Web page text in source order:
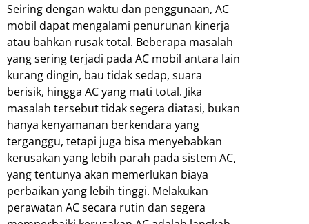
Seiring dengan waktu dan penggunaan, AC
mobil dapat mengalami penurunan kinerja
atau bahkan rusak total. Beberapa masalah
yang sering terjadi pada AC mobil antara lain
kurang dingin, bau tidak sedap, suara
berisik, hingga AC yang mati total. Jika
masalah tersebut tidak segera diatasi, bukan
hanya kenyamanan berkendara yang
terganggu, tetapi juga bisa menyebabkan
kerusakan yang lebih parah pada sistem AC,
yang tentunya akan memerlukan biaya
perbaikan yang lebih tinggi. Melakukan
perawatan AC secara rutin dan segera